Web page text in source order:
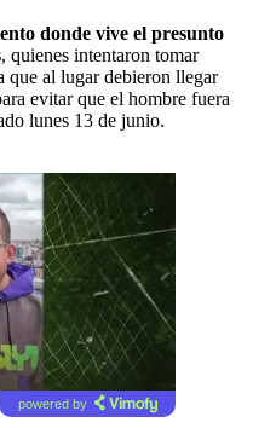
donde vive el presunto
, quienes intentaron tomar
que al lugar debieron llegar
evitar que el hombre fuera
lunes 13 de junio.
powered by